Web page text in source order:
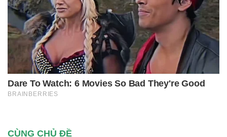
CÙNG CHỦ ĐỀ